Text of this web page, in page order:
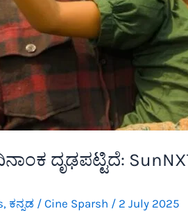
ದೃಢಪಟ್ಟಿದೆ:
, ಕನ್ನಡ / Cine Sparsh / 2 July 2025